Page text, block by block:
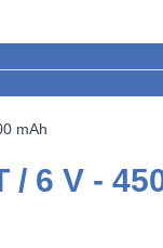
mAh
/ 6 V -